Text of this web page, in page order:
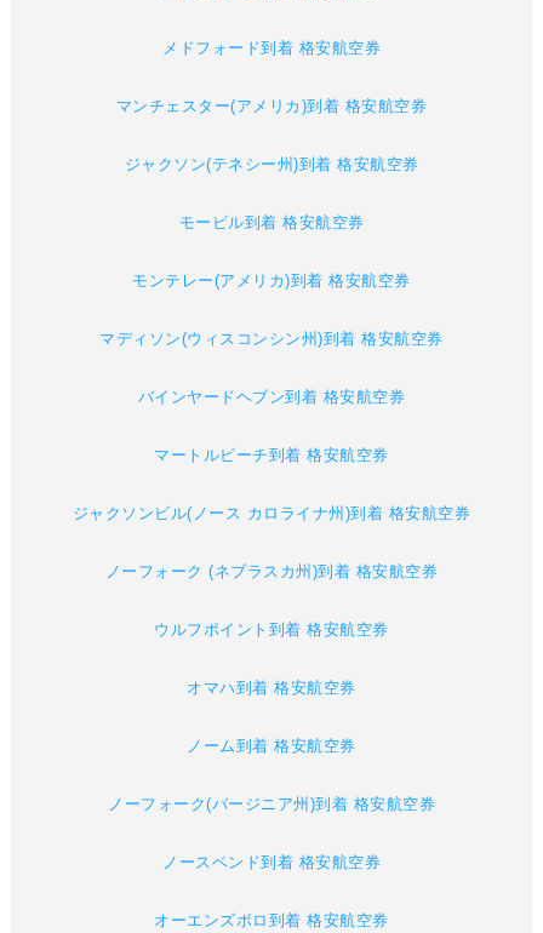
メドフォード到着 格安航空券
マンチェスター(アメリカ)到着 格安航空券
ジャクソン(テネシー州)到着 格安航空券
モービル到着 格安航空券
モンテレー(アメリカ)到着 格安航空券
マディソン(ウィスコンシン州)到着 格安航空券
バインヤードヘブン到着 格安航空券
マートルビーチ到着 格安航空券
ジャクソンビル(ノース カロライナ州)到着 格安航空券
ノーフォーク (ネブラスカ州)到着 格安航空券
ウルフポイント到着 格安航空券
オマハ到着 格安航空券
ノーム到着 格安航空券
ノーフォーク(バージニア州)到着 格安航空券
ノースベンド到着 格安航空券
オーエンズボロ到着 格安航空券